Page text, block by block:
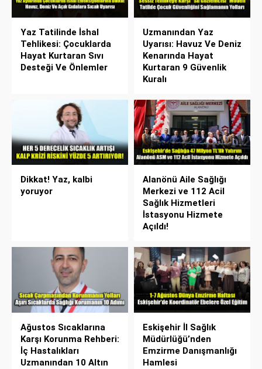
Yaz Tatilinde İshal
Tehlikesi: Çocuklarda
Hayat Kurtaran Sıvı
Desteği Ve Önlemler
Uzmanından Yaz
Uyarısı: Havuz Ve Deniz
Kenarında Hayat
Kurtaran 9 Güvenlik
Kuralı
Dikkat! Yaz, kalbi
yoruyor
Alanönü Aile Sağlığı
Merkezi ve 112 Acil
Sağlık Hizmetleri
İstasyonu Hizmete
Açıldı!
Ağustos Sıcaklarına
Karşı Korunma Rehberi:
İç Hastalıkları
Uzmanından 10 Altın
Eskişehir İl Sağlık
Müdürlüğü’nden
Emzirme Danışmanlığı
Hamlesi